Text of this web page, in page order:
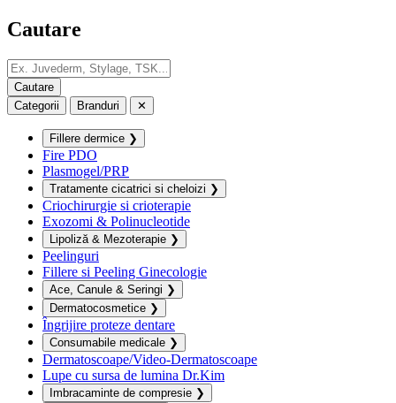
Cautare
Categorii Branduri ✕
Fillere dermice ❯
Fire PDO
Plasmogel/PRP
Tratamente cicatrici si cheloizi ❯
Criochirurgie si crioterapie
Exozomi & Polinucleotide
Lipoliză & Mezoterapie ❯
Peelinguri
Fillere si Peeling Ginecologie
Ace, Canule & Seringi ❯
Dermatocosmetice ❯
Îngrijire proteze dentare
Consumabile medicale ❯
Dermatoscoape/Video-Dermatoscoape
Lupe cu sursa de lumina Dr.Kim
Imbracaminte de compresie ❯